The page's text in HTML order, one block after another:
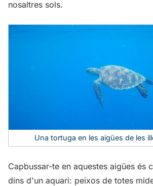
nosaltres sols.
Una tortuga en les aigües de les
Capbussar-te en aquestes aigües és
dins d'un aquari: peixos de totes